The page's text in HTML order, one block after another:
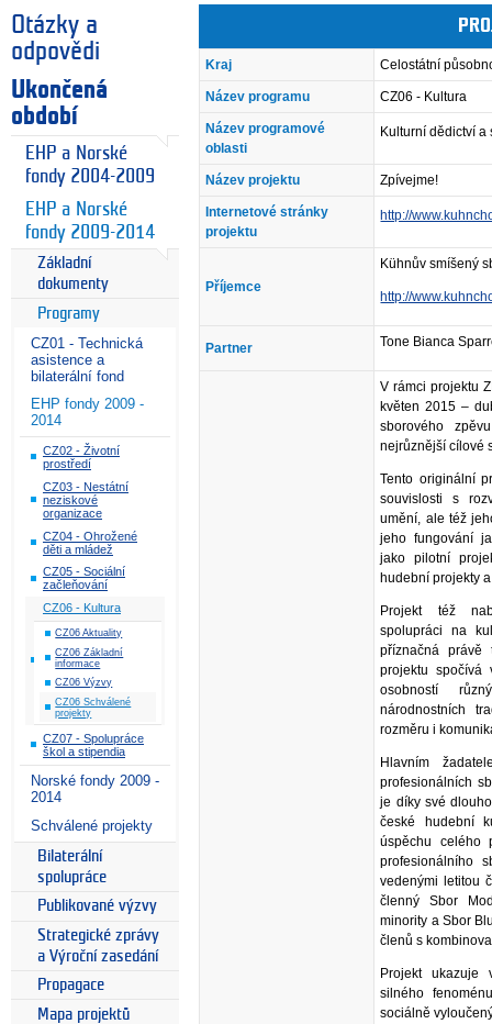
Otázky a
odpovědi
Ukončená
období
EHP a Norské
fondy 2004-2009
EHP a Norské
fondy 2009-2014
Základní
dokumenty
Programy
CZ01 - Technická
asistence a
bilaterální fond
EHP fondy 2009 -
2014
CZ02 - Životní
prostředí
CZ03 - Nestátní
neziskové
organizace
CZ04 - Ohrožené
děti a mládež
CZ05 - Sociální
začleňování
CZ06 - Kultura
CZ06 Aktuality
CZ06 Základní
informace
CZ06 Výzvy
CZ06 Schválené
projekty
CZ07 - Spolupráce
škol a stipendia
Norské fondy 2009 -
2014
Schválené projekty
Bilaterální
spolupráce
Publikované výzvy
Strategické zprávy
a Výroční zasedání
Propagace
Mapa projektů
Kraj Celostátní
Název programu CZ06 - Kultura
Název programové
oblasti
Kulturní dědictví a
Název projektu Zpívejme!
Internetové stránky
projektu
http://
Příjemce
Kühnův smíšený
http://
Partner Tone Bianca
V rámci projektu
květen 2015 –
sborového
nejrůznější cílové
Tento originální
souvislosti s
umění, ale též
jeho fungování
jako pilotní
hudební projekty
Projekt též
spolupráci na
příznačná právě
projektu spočívá
osobností
národnostních
rozměru i
Hlavním
profesionálních
je díky své
české hudební
úspěchu celého
profesionálního
vedenými letitou
členný Sbor
minority a Sbor
členů s
Projekt ukazuje
silného
sociálně